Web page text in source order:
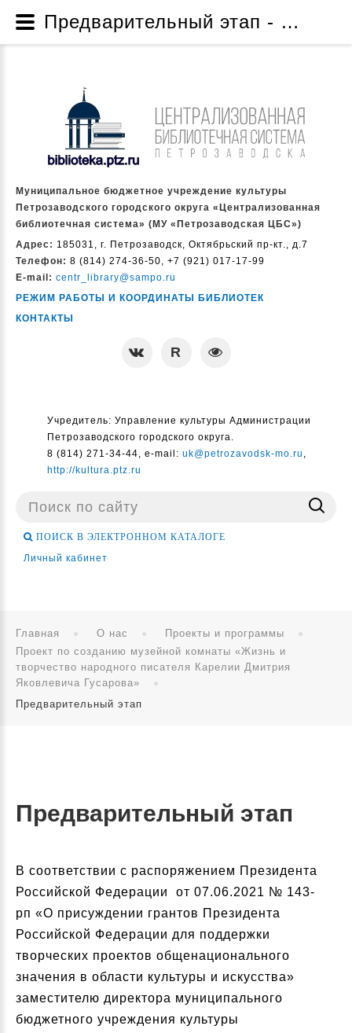
Муниципальное бюджетное учреждение культуры
Петрозаводского городского округа «Централизованная
библиотечная система» (МУ «Петрозаводская ЦБС»)
Адрес: 185031, г. Петрозаводск, Октябрьский пр-кт., д.7
Телефон: 8 (814) 274-36-50, +7 (921) 017-17-99
E-mail: centr_library@sampo.ru
РЕЖИМ РАБОТЫ И КООРДИНАТЫ БИБЛИОТЕК
КОНТАКТЫ
Учредитель: Управление культуры Администрации
Петрозаводского городского округа.
8 (814) 271-34-44, e-mail: uk@petrozavodsk-mo.ru ,
http://kultura.ptz.ru
Поиск
ПОИСК В ЭЛЕКТРОННОМ КАТАЛОГЕ
Личный кабинет
Главная О нас
Проекты и программы
Проект по созданию музейной комнаты «Жизнь и
творчество народного писателя Карелии Дмитрия
Яковлевича Гусарова»
Предварительный этап
Предварительный этап
В соответствии с распоряжением Президента
Российской Федерации от 07.06.2021 № 143-
рп «О присуждении грантов Президента
Российской Федерации для поддержки
творческих проектов общенационального
значения в области культуры и искусства»
заместителю директора муниципального
бюджетного учреждения культуры
Предварительный этап - Проект по созданию музейной комнаты «Жизнь и творчество народного писателя Карелии Дмитрия Яковлевича Гусарова» - Проекты и программы - О нас - Муниципальное бюджетное учреждение культуры Петрозаводского городского округа «Централизованная библиотечная система» (МУ «Петрозаводская ЦБС»)